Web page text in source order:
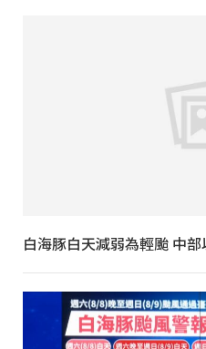
白海豚白天減弱為輕颱 中